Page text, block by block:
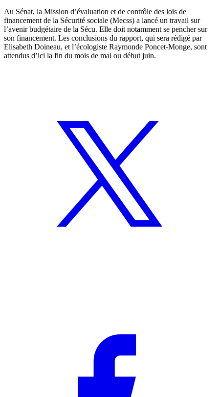
Au Sénat, la Mission d’évaluation et de contrôle des lois de
financement de la Sécurité sociale (Mecss) a lancé un travail sur
l’avenir budgétaire de la Sécu. Elle doit notamment se pencher sur
son financement. Les conclusions du rapport, qui sera rédigé par
Elisabeth Doineau, et l’écologiste Raymonde Poncet-Monge, sont
attendus d’ici la fin du mois de mai ou début juin.